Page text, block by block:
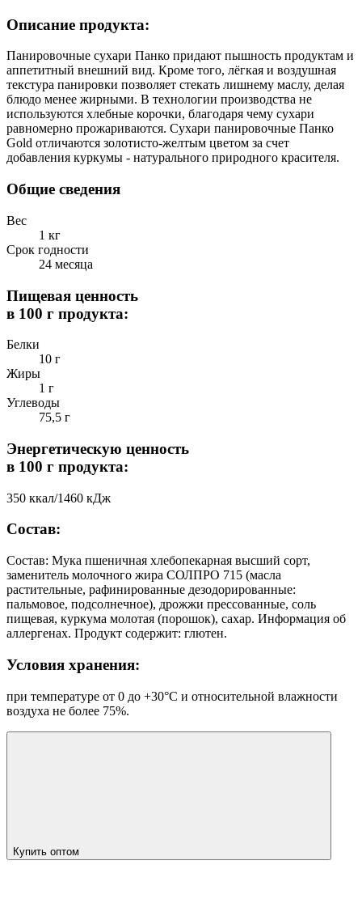
Описание продукта:
Панировочные сухари Панко придают пышность продуктам и
аппетитный внешний вид. Кроме того, лёгкая и воздушная
текстура панировки позволяет стекать лишнему маслу, делая
блюдо менее жирными. В технологии производства не
используются хлебные корочки, благодаря чему сухари
равномерно прожариваются. Сухари панировочные Панко
Gold отличаются золотисто-желтым цветом за счет
добавления куркумы - натурального природного красителя.
Общие сведения
Вес
1 кг
Срок годности
24 месяца
Пищевая ценность
в 100 г продукта:
Белки
10 г
Жиры
1 г
Углеводы
75,5 г
Энергетическую ценность
в 100 г продукта:
350 ккал/1460 кДж
Состав:
Состав: Мука пшеничная хлебопекарная высший сорт,
заменитель молочного жира СОЛПРО 715 (масла
растительные, рафинированные дезодорированные:
пальмовое, подсолнечное), дрожжи прессованные, соль
пищевая, куркума молотая (порошок), сахар. Информация об
аллергенах. Продукт содержит: глютен.
Условия хранения:
при температуре от 0 до +30°С и относительной влажности
воздуха не более 75%.
Купить оптом